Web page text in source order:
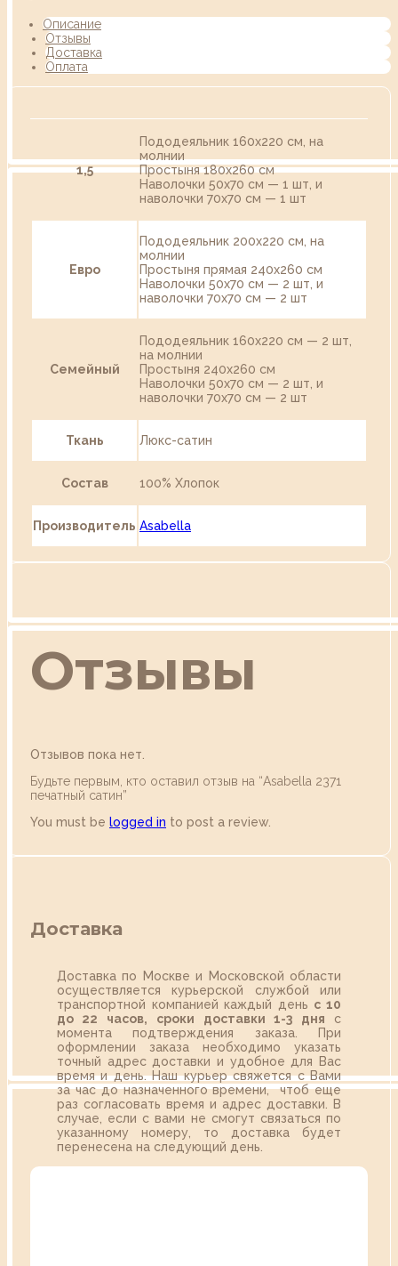
Описание
Отзывы
Доставка
Оплата
1,5
Пододеяльник 160х220 см, на
молнии
Простыня 180х260 см
Наволочки 50х70 см — 1 шт, и
наволочки 70х70 см — 1 шт
Евро
Пододеяльник 200х220 см, на
молнии
Простыня прямая 240х260 см
Наволочки 50х70 см — 2 шт, и
наволочки 70х70 см — 2 шт
Семейный
Пододеяльник 160х220 см — 2 шт,
на молнии
Простыня 240х260 см
Наволочки 50х70 см — 2 шт, и
наволочки 70х70 см — 2 шт
Ткань Люкс-сатин
Состав 100% Хлопок
Производитель Asabella
Отзывы
Отзывов пока нет.
Будьте первым, кто оставил отзыв на “Аsabella 2371
печатный сатин”
You must be logged in to post a review.
Доставка
Доставка по Москве и Московской области
осуществляется курьерской службой или
транспортной компанией каждый день с 10
до 22 часов,
сроки доставки 1-3 дня с
момента подтверждения заказа. При
оформлении заказа необходимо указать
точный адрес доставки и удобное для Вас
время и день. Наш курьер свяжется с Вами
за час до назначенного времени, чтоб еще
раз согласовать время и адрес доставки. В
случае, если с вами не смогут связаться по
указанному номеру, то доставка будет
перенесена на следующий день.